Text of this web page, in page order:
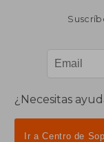
¿Necesitas
Ir a Centro de